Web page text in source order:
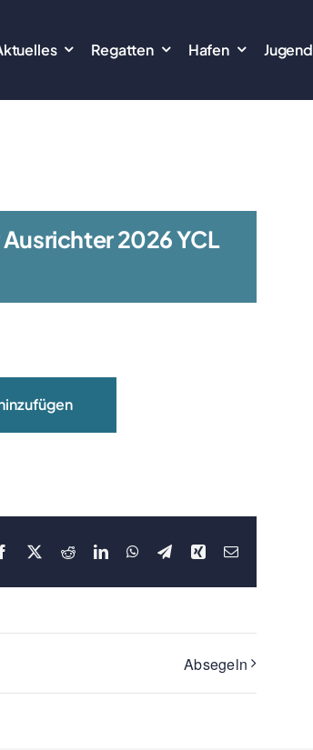
Regatten Hafen Jugend
2026 YCL
Facebook RedditLinkedInWhatsApp
Telegram
Xing E-
Absegeln